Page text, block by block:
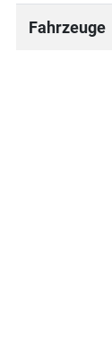
Fahrzeuge